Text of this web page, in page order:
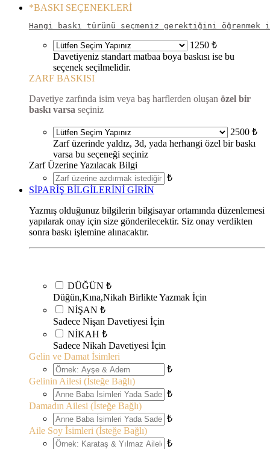
*BASKI SEÇENEKLERİ
Hangi baskı türünü seçmeniz gerektiğini öğrenmek
1250 ₺
Davetiyeniz standart matbaa boya baskısı ise bu
seçenek seçilmelidir.
ZARF BASKISI
Davetiye zarfında isim veya baş harflerden oluşan özel bir
baskı varsa seçiniz
2500 ₺
Zarf üzerinde yaldız, 3d, yada herhangi özel bir baskı
varsa bu seçeneği seçiniz
Zarf Üzerine Yazılacak Bilgi
₺
SİPARİŞ BİLGİLERİNİ GİRİN
Yazmış olduğunuz bilgilerin bilgisayar ortamında düzenlemesi
yapılarak onay için size gönderilecektir. Siz onay verdikten
sonra baskı işlemine alınacaktır.
DÜĞÜN ₺
Düğün,Kına,Nikah Birlikte Yazmak İçin
NİŞAN ₺
Sadece Nişan Davetiyesi İçin
NİKAH ₺
Sadece Nikah Davetiyesi İçin
Gelin ve Damat İsimleri
₺
Gelinin Ailesi (İsteğe Bağlı)
₺
Damadın Ailesi (İsteğe Bağlı)
₺
Aile Soy İsimleri (İsteğe Bağlı)
₺